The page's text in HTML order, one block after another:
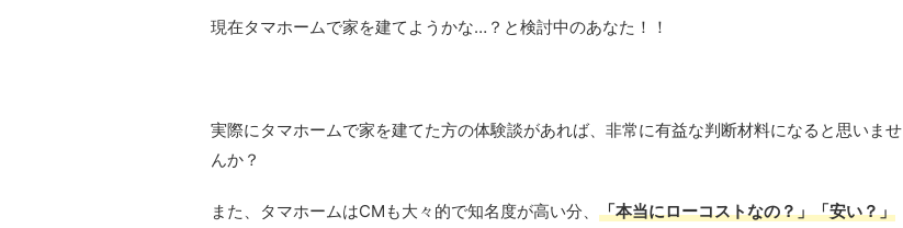
現在タマホームで家を建てようかな…？と検討中のあなた！！
実際にタマホームで家を建てた方の体験談があれば、非常に有益な判断材料になると思いませ
んか？
また、タマホームはCMも大々的で知名度が高い分、 「本当にローコストなの？」「安い？」